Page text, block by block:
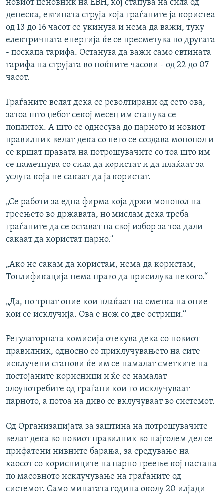
новиот ценовник на ЕВН, кој стапува на сила од
денеска, евтината струја која граѓаните ја користеа
од 13 до 16 часот се укинува и нема да важи, туку
електричната енергија ќе се пресметува по другата
- поскапа тарифа. Останува да важи само евтината
тарифа на струјата во ноќните часови - од 22 до 07
часот.
Граѓаните велат дека се револтирани од сето ова,
затоа што џебот секој месец им станува се
поплиток. А што се однесува до парното и новиот
правилник велат дека со него се создава монопол и
се кршат правата на потрошувачите со тоа што им
се наметнува со сила да користат и да плаќаат за
услуга која не сакаат да ја користат.
„Се работи за една фирма која држи монопол на
греењето во државата, но мислам дека треба
граѓаните да се остават на свој избор за тоа дали
сакаат да користат парно.“
„Ако не сакам да користам, нема да користам,
Топлификација нема право да присилува некого.“
„Да, но трпат оние кои плаќаат на сметка на оние
кои се исклучија. Ова е нож со две острици.“
Регулаторната комисија очекува дека со новиот
правилник, односно со приклучувањето на сите
исклучени станови ќе им се намалат сметките на
постојаните корисници и ќе се намалат
злоупотребите од граѓани кои го исклучуваат
парното, а потоа на диво се вклучуваат во системот.
Од Организацијата за заштина на потрошувачите
велат дека во новиот правилник во најголем дел се
прифатени нивните барања, за средување на
хаосот со корисниците на парно греење кој настана
по масовното исклучување на граѓаните од
системот. Само минатата година околу 20 илјади